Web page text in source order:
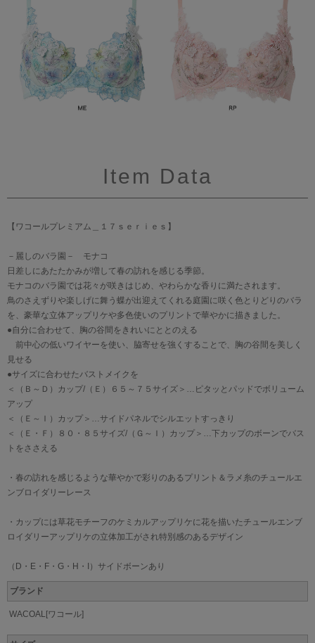
Item Data
【ワコールプレミアム＿１７ｓｅｒｉｅｓ】
－麗しのバラ園－ モナコ
日差しにあたたかみが増して春の訪れを感じる季節。
モナコのバラ園では花々が咲きはじめ、やわらかな香りに満たされます。
鳥のさえずりや楽しげに舞う蝶が出迎えてくれる庭園に咲く色とりどりのバラ
を、豪華な立体アップリケや多色使いのプリントで華やかに描きました。
●自分に合わせて、胸の谷間をきれいにととのえる
前中心の低いワイヤーを使い、脇寄せを強くすることで、胸の谷間を美しく
見せる
●サイズに合わせたバストメイクを
＜（Ｂ～Ｄ）カップ/（Ｅ）６５～７５サイズ＞…ピタッとパッドでボリューム
アップ
＜（Ｅ～Ｉ）カップ＞…サイドパネルでシルエットすっきり
＜（Ｅ・Ｆ）８０・８５サイズ/（Ｇ～Ｉ）カップ＞…下カップのボーンでバス
トをささえる
・春の訪れを感じるような華やかで彩りのあるプリント＆ラメ糸のチュールエ
ンブロイダリーレース
・カップには草花モチーフのケミカルアップリケに花を描いたチュールエンブ
ロイダリーアップリケの立体加工がされ特別感のあるデザイン
（D・E・F・G・H・I）サイドボーンあり
ブランド
WACOAL[ワコール]